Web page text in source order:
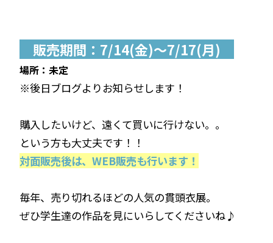
販売期間：7/14(金)～7/17(月)
場所：未定
※後日ブログよりお知らせします！
購入したいけど、遠くて買いに行けない。。
という方も大丈夫です！！
対面販売後は、WEB販売も行います！
毎年、売り切れるほどの人気の貫頭衣展。
ぜひ学生達の作品を見にいらしてくださいね♪